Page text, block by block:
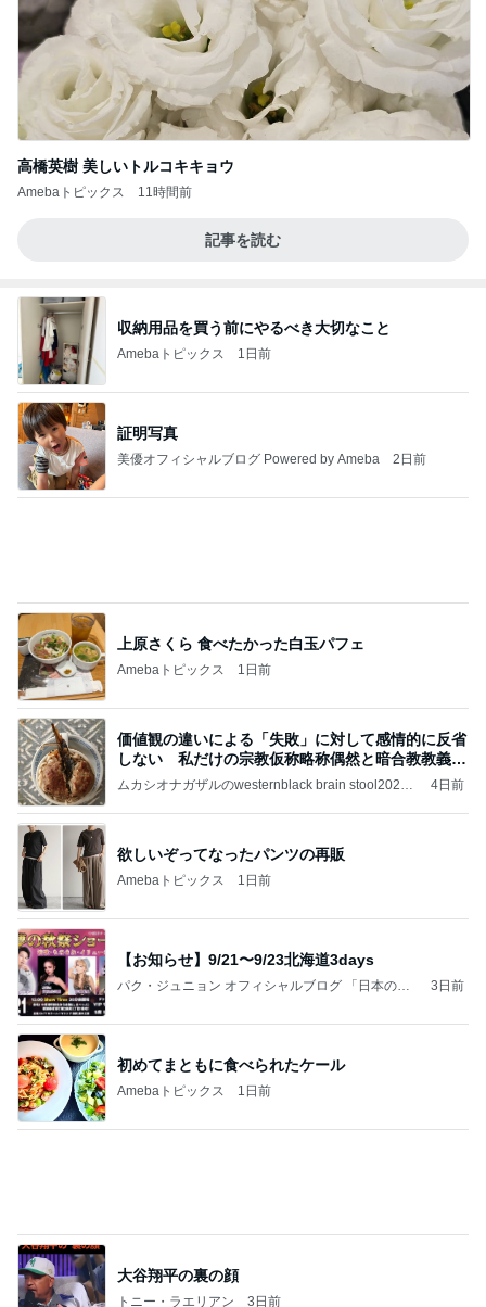
高橋英樹 美しいトルコキキョウ
Amebaトピックス 11時間前
記事を読む
収納用品を買う前にやるべき大切なこと
Amebaトピックス 1日前
証明写真
美優オフィシャルブログ Powered by Ameba 2日前
上原さくら 食べたかった白玉パフェ
Amebaトピックス 1日前
価値観の違いによる「失敗」に対して感情的に反省
しない 私だけの宗教仮称略称偶然と暗合教教義候
補
ムカシオナガザルのwesternblack brain stool2024
ガザル
4日前
欲しいぞってなったパンツの再販
Amebaトピックス 1日前
【お知らせ】9/21〜9/23北海道3days
パク・ジュニョン オフィシャルブログ 「日本の
3日前
初めてまともに食べられたケール
Amebaトピックス 1日前
大谷翔平の裏の顔
トニー・ラエリアン 3日前